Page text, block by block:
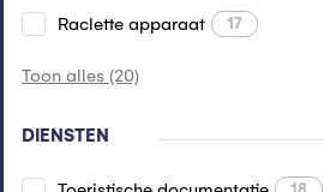
Raclette apparaat 17
Toon alles (20)
DIENSTEN